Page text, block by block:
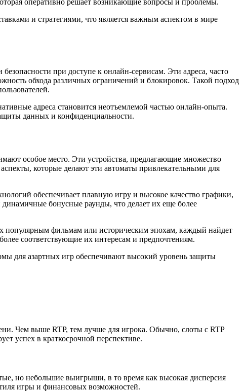
оперативно решает возникающие вопросы и проблемы.
и стратегиями, что является важным аспектом в мире
при доступе к онлайн-сервисам. Эти адреса, часто
обхода различных ограничений и блокировок. Такой подход
адреса становится неотъемлемой частью онлайн-опыта.
данных и конфиденциальности.
особое место. Эти устройства, предлагающие множество
которые делают эти автоматы привлекательными для
обеспечивает плавную игру и высокое качество графики,
бонусные раунды, что делает их еще более
популярным фильмам или историческим эпохам, каждый найдет
соответствующие их интересам и предпочтениям.
для азартных игр обеспечивают высокий уровень защиты
Чем выше RTP, тем лучше для игрока. Обычно, слоты с RTP
успех в краткосрочной перспективе.
но небольшие выигрыши, в то время как высокая дисперсия
игры и финансовых возможностей.